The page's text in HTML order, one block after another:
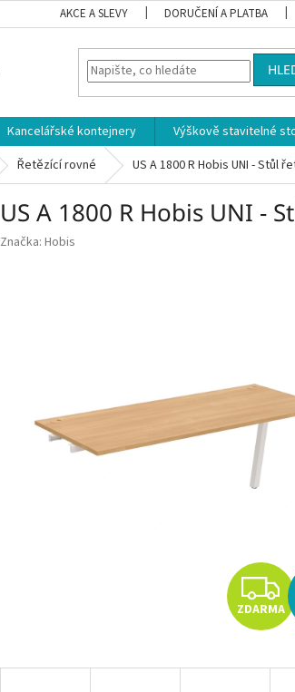
AKCE A SLEVY DORUČENÍ A PLATBA
Kancelářské kontejnery Výškově stavitelné
Řetězící rovné US A 1800 R Hobis UNI - Stůl
US A 1800 R Hobis UNI -
Značka: Hobis
ZDARMA